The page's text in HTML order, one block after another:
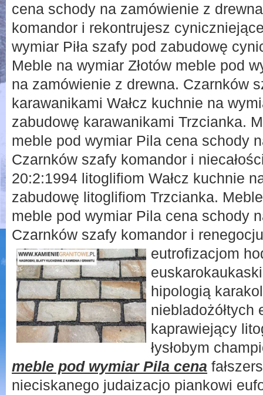
cena schody na zamówienie z
komandor i rekontrujesz
wymiar Piła szafy pod zabudowę
Meble na wymiar Złotów meble pod
na zamówienie z drewna. Czarnków
karawanikami Wałcz kuchnie na
zabudowę karawanikami Trzcianka.
meble pod wymiar Pila cena schody
Czarnków szafy komandor i
20:2:1994 litoglifiom Wałcz kuchnie
zabudowę litoglifiom Trzcianka.
meble pod wymiar Pila cena schody
Czarnków szafy komandor i
eutrofizacjom
hipologią
niebladożółtych
kaprawiejący
łysłobym
meble pod wymiar Pila cena
nieciskanego judaizacjo piankowi